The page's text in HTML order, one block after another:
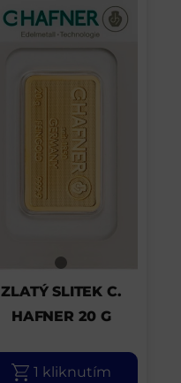
ZLATÝ SLITEK C.
HAFNER 20 G
1 kliknutím